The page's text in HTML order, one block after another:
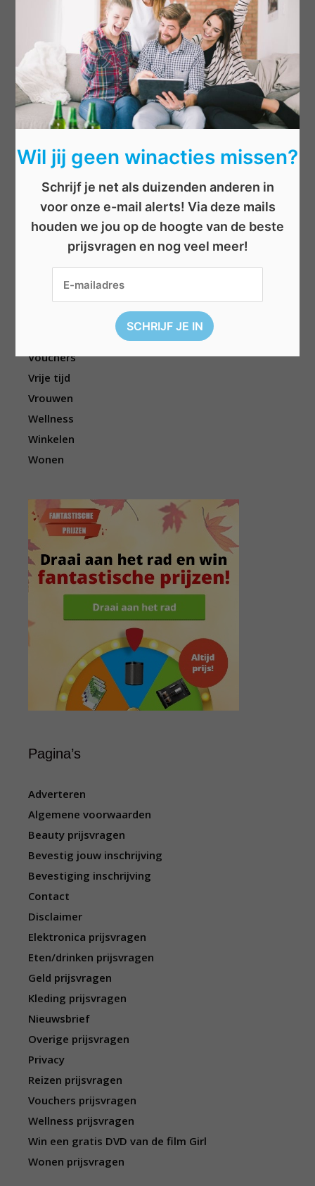
Boeken
Cadeau
Dieren
Elektronica
Eten/drinken
Geld
Kleding
Mannen
Overige
Vouchers
Vrije tijd
Vrouwen
Wellness
Winkelen
Wonen
Pagina’s
Adverteren
Algemene voorwaarden
Beauty prijsvragen
Bevestig jouw inschrijving
Bevestiging inschrijving
Contact
Disclaimer
Elektronica prijsvragen
Eten/drinken prijsvragen
Geld prijsvragen
Kleding prijsvragen
Nieuwsbrief
Overige prijsvragen
Privacy
Reizen prijsvragen
Vouchers prijsvragen
Wellness prijsvragen
Win een gratis DVD van de film Girl
Wonen prijsvragen
Wil jij geen winacties missen?
Schrijf je net als duizenden anderen in
voor onze e-mail alerts! Via deze mails
houden we jou op de hoogte van de beste
prijsvragen en nog veel meer!